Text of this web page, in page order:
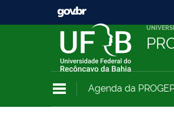
Agenda da